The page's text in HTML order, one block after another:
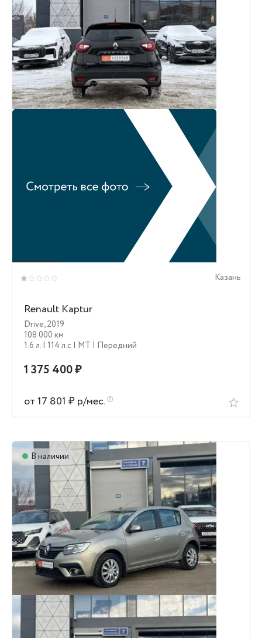
Казань
Renault Kaptur
Drive,2019
108 000 км
1.6 л. | 114 л.c | MT | Передний
1 375 400 ₽
от 17 801 ₽ р/мес.
В наличии